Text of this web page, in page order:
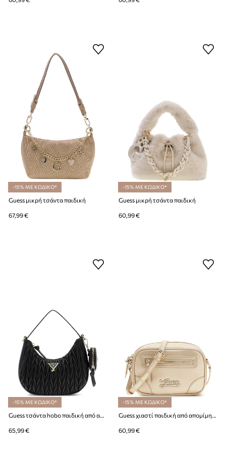
-15% ΜΕ ΚΩΔΙΚΟ*
Guess μικρή τσάντα παιδική
67,99 €
-15% ΜΕ ΚΩΔΙΚΟ*
Guess μικρή τσάντα παιδική
60,99 €
-15% ΜΕ ΚΩΔΙΚΟ*
Guess τσάντα hobo παιδική από απομίμηση δέρματος
65,99 €
-15% ΜΕ ΚΩΔΙΚΟ*
Guess χιαστί παιδική από απομίμηση δέρματος
60,99 €